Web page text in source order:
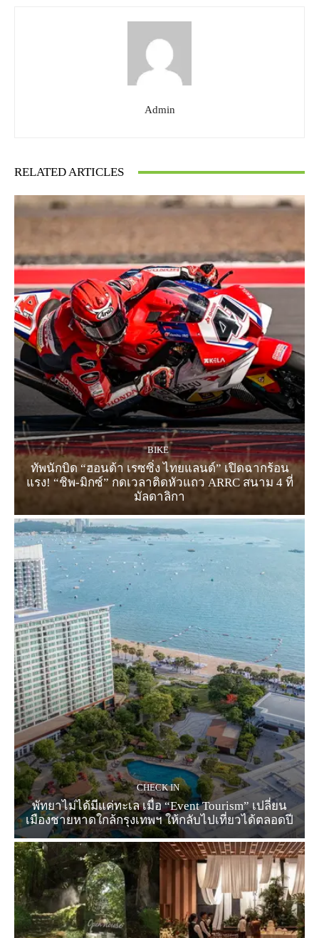
Admin
RELATED ARTICLES
BIKE
ทัพนักบิด “ฮอนด้า เรซซิ่ง ไทยแลนด์” เปิดฉากร้อน
แรง! “ชิพ-มิกซ์” กดเวลาติดหัวแถว ARRC สนาม 4 ที่
มัลดาลิกา
CHECK IN
พัทยาไม่ได้มีแค่ทะเล เมื่อ “Event Tourism” เปลี่ยน
เมืองชายหาดใกล้กรุงเทพฯ ให้กลับไปเที่ยวได้ตลอดปี